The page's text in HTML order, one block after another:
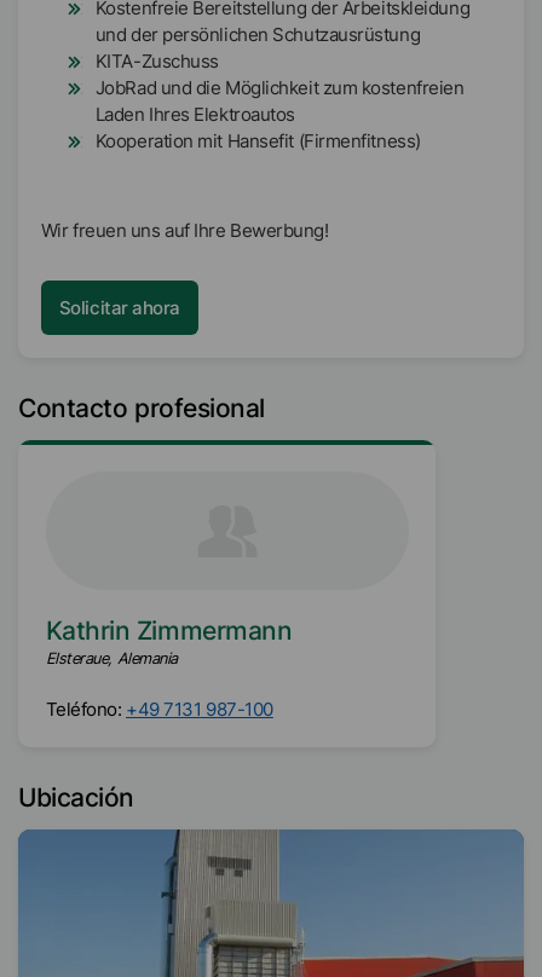
Kostenfreie Bereitstellung der Arbeitskleidung
und der persönlichen Schutzausrüstung
KITA-Zuschuss
JobRad und die Möglichkeit zum kostenfreien
Laden Ihres Elektroautos
Kooperation mit Hansefit (Firmenfitness)
Wir freuen uns auf Ihre Bewerbung!
Solicitar ahora
Contacto profesional
Kathrin Zimmermann
Elsteraue, Alemania
Teléfono: +49 7131 987-100
Ubicación